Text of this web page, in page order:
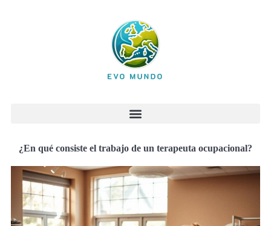
¿En qué consiste el trabajo de un terapeuta ocupacional?